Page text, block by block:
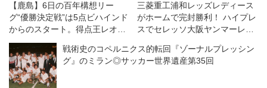
【鹿島】6日の百年構想リー
グ“優勝決定戦”は5点ビハインド
からのスタート。得点王レオ・
セアラは神戸戦に向けて「より
アグレッシブに、より強気に、
冷静さも保ちながら」
三菱重工浦和レッズレディース
がホームで完封勝利！ ハイプレ
スでセレッソ大阪ヤンマーレデ
グ第11節
戦術史のコペルニクス的転回『ゾーナルプレッシン
グ』のミラン◎サッカー世界遺産第35回